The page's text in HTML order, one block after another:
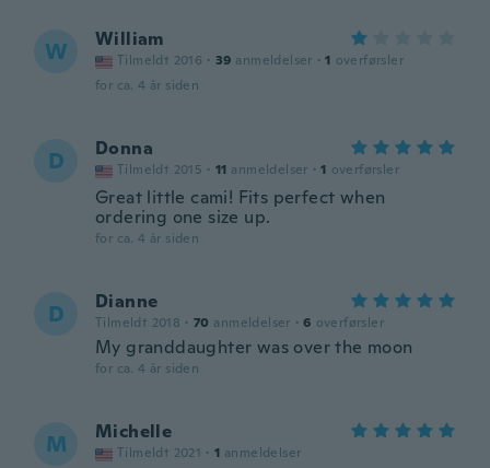
W William
Tilmeldt 2016 · 39 anmeldelser · 1 overførsler
for ca. 4 år siden
D Donna
Tilmeldt 2015 · 11 anmeldelser · 1 overførsler
Great little cami! Fits perfect when
ordering one size up.
for ca. 4 år siden
D Dianne
Tilmeldt 2018 · 70 anmeldelser · 6 overførsler
My granddaughter was over the moon
for ca. 4 år siden
M Michelle
Tilmeldt 2021 · 1 anmeldelser